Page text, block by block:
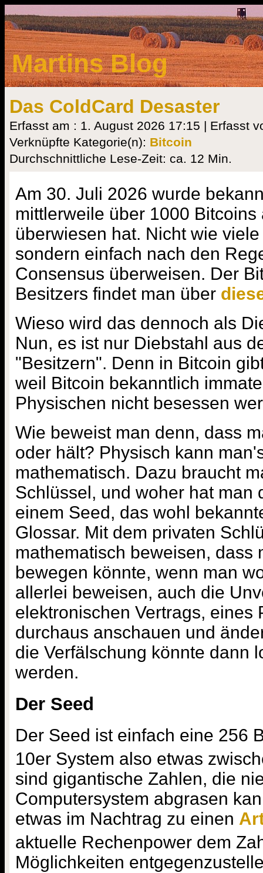
Martins Blog
Das ColdCard Desaster
Erfasst am : 1. August 2026 17:15 | Erfasst
Verknüpfte Kategorie(n): Bitcoin
Durchschnittliche Lese-Zeit: ca. 12 Min.
Am 30. Juli 2026 wurde
mittlerweile über 1000 Bitcoins
überwiesen hat. Nicht wie
sondern einfach nach den
Consensus überweisen. Der
Besitzers findet man über
Wieso wird das dennoch als
Nun, es ist nur Diebstahl aus
"Besitzern". Denn in Bitcoin
weil Bitcoin bekanntlich
Physischen nicht besessen
Wie beweist man denn, dass
oder hält? Physisch kann
mathematisch. Dazu braucht
Schlüssel, und woher hat man
einem Seed, das wohl
Glossar. Mit dem privaten
mathematisch beweisen, dass
bewegen könnte, wenn man
allerlei beweisen, auch die
elektronischen Vertrags, eines
durchaus anschauen und
die Verfälschung könnte dann
werden.
Der Seed
Der Seed ist einfach eine 256
10er System also etwas
sind gigantische Zahlen, die
Computersystem abgrasen
etwas im Nachtrag zu einen
aktuelle Rechenpower dem
Möglichkeiten